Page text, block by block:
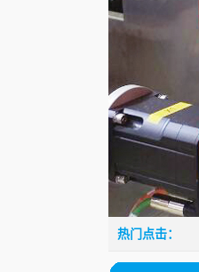
热门点击：